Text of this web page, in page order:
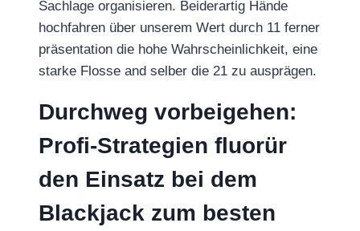
Sachlage organisieren. Beiderartig Hände
hochfahren über unserem Wert durch 11 ferner
präsentation die hohe Wahrscheinlichkeit, eine
starke Flosse and selber die 21 zu ausprägen.
Durchweg vorbeigehen:
Profi-Strategien fluorür
den Einsatz bei dem
Blackjack zum besten